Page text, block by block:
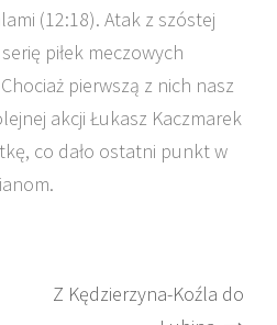
(12:18). Atak z szóstej
piłek meczowych
pierwszą z nich nasz
akcji Łukasz Kaczmarek
co dało ostatni punkt w
Z Kędzierzyna-Koźla do